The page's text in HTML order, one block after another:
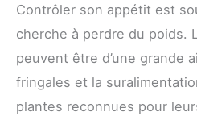
Contrôler son appétit est
cherche à perdre du poids.
peuvent être d’une grande
fringales et la
plantes reconnues pour